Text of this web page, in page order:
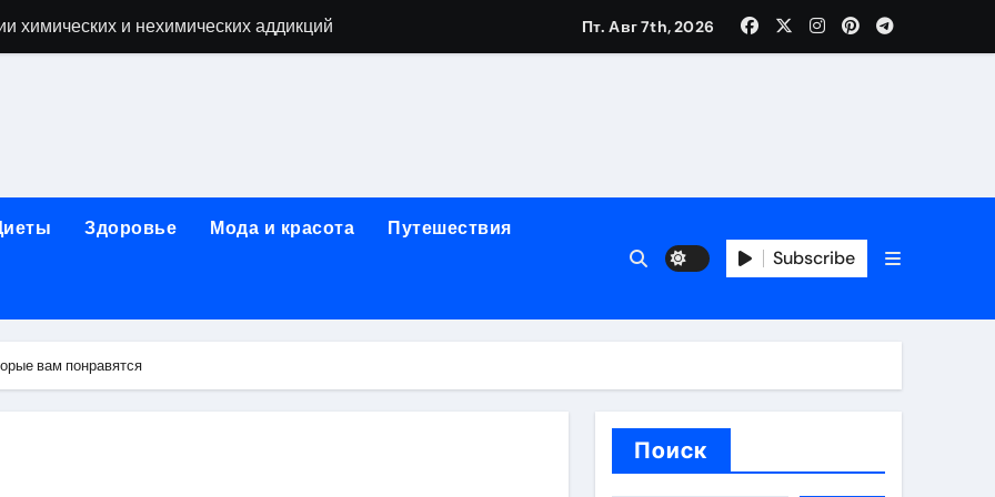
химических и нехимических аддикций
12 шагов, психотерапия, ресоциализация и оценка долгосрочных результатов при анонимном лечении
под ключ
крыла одного полёта
Пт. Авг 7th, 2026
Здоровье Мода и красота Путешествия
Subscribe
вам понравятся
Поиск